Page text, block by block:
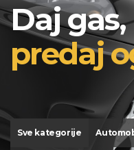
Daj gas,
predaj
Sve kategorije